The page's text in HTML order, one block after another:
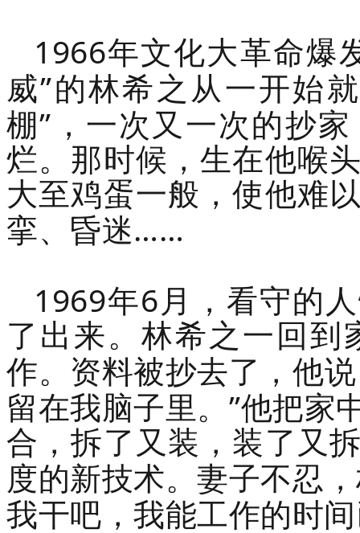
1966年文化大革命爆
威”的林希之从一开始
棚” ，一次又一次的抄
烂。那时候，生在他喉
大至鸡蛋一般，使他难
挛、昏迷……
1969年6 月，看守的
了出来。林希之一回到
作。资料被抄去了，他
留在我脑子里。 ”他把家
合，拆了又装，装了又
度的新技术。妻子不忍
我干吧，我能工作的时